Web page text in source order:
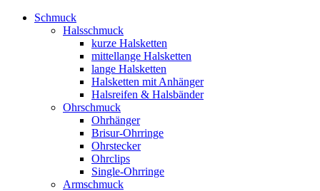
Schmuck
Halsschmuck
kurze Halsketten
mittellange Halsketten
lange Halsketten
Halsketten mit Anhänger
Halsreifen & Halsbänder
Ohrschmuck
Ohrhänger
Brisur-Ohrringe
Ohrstecker
Ohrclips
Single-Ohrringe
Armschmuck